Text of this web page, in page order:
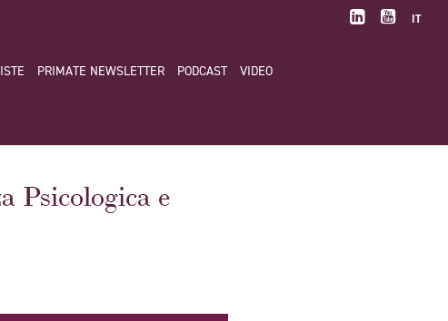
IT
PRIMATE NEWSLETTER PODCAST VIDEO
Psicologica e